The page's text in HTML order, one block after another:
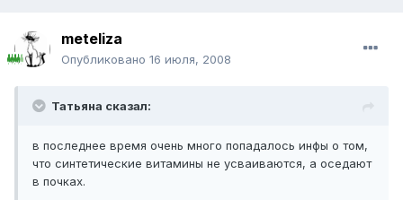
meteliza
Опубликовано 16 июля, 2008
Татьяна сказал:
в последнее время очень много попадалось инфы о том,
что синтетические витамины не усваиваются, а оседают
в почках.